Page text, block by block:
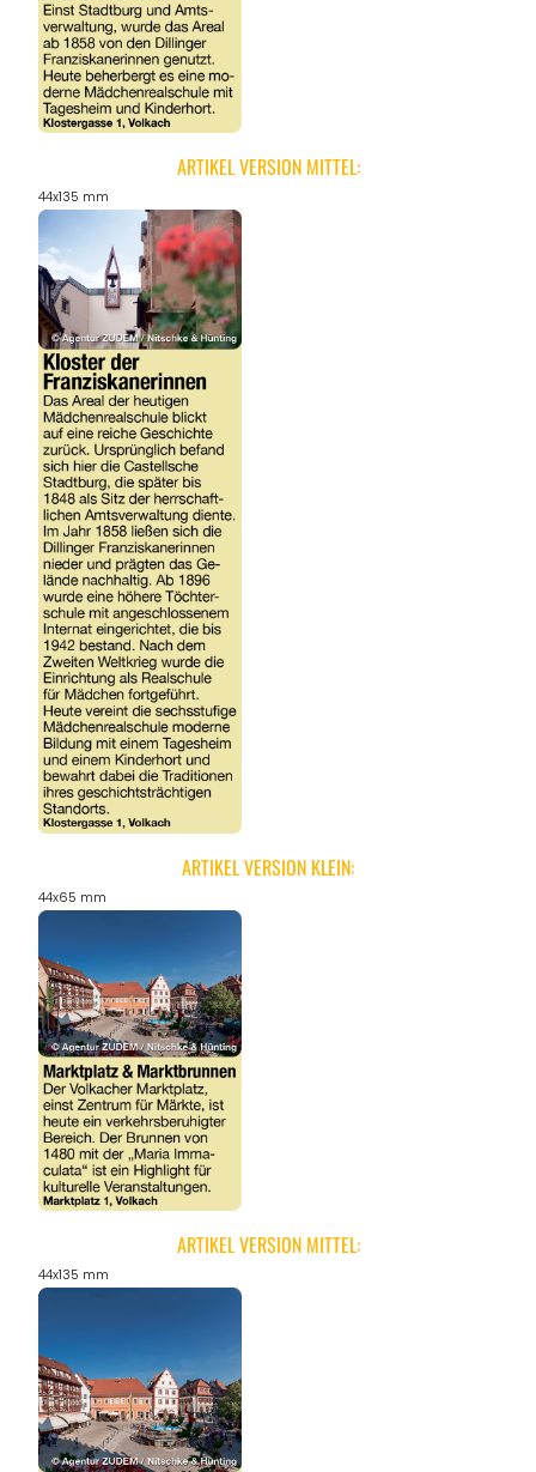
ARTIKEL VERSION MITTEL:
44x135 mm
ARTIKEL VERSION KLEIN:
44x65 mm
ARTIKEL VERSION MITTEL:
44x135 mm